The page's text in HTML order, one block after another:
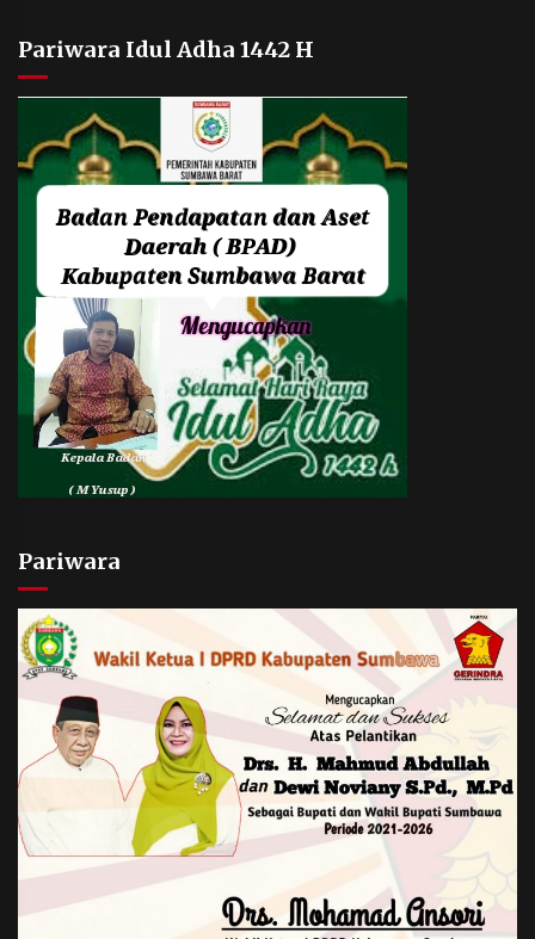
Pariwara Idul Adha 1442 H
Pariwara